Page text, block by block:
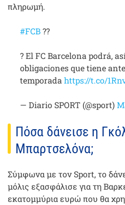
πληρωμή.
#FCB??
? El FC Barcelona podrá,
obligaciones que tiene
temporada https://t.co/
— Diario SPORT (@sport)
Πόσα δάνεισε η
Μπαρτσελόνα;
Σύμφωνα με τον Sport, το
μόλις εξασφάλισε για τη
εκατομμύρια ευρώ που θα